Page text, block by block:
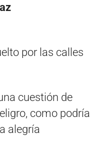
por las calles
cuestión de
como podría
alegría